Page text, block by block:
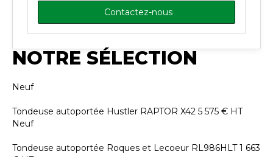
Contactez-nous
NOTRE SÉLECTION
Neuf
Tondeuse autoportée Hustler RAPTOR X42 5 575 € HT
Neuf
Tondeuse autoportée Roques et Lecoeur RL986HLT 1 663